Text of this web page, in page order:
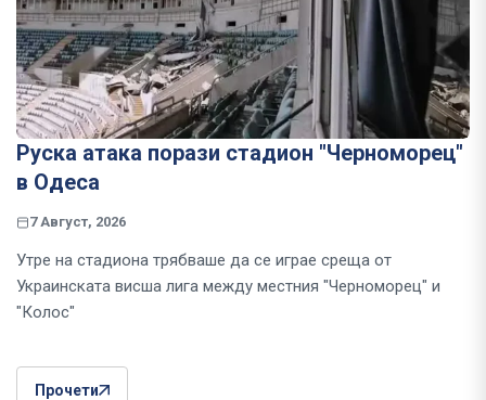
Руска атака порази стадион "Черноморец"
в Одеса
7 Август, 2026
Утре на стадиона трябваше да се играе среща от
Украинската висша лига между местния "Черноморец" и
"Колос"
Прочети